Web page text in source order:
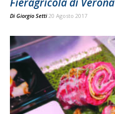
Di Giorgio Setti 20 Agosto 2017